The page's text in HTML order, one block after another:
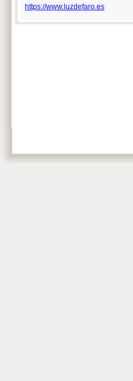
https://www.luzdefaro.es